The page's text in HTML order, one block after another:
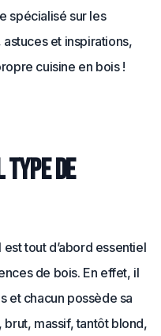
spécialisé sur les
et inspirations,
cuisine en bois !
type de
tout d’abord essentiel
de bois. En effet, il
et chacun possède sa
massif, tantôt blond,